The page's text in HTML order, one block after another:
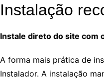
Instalação
Instale direto do site com
A forma mais prática de
Instalador. A instalação